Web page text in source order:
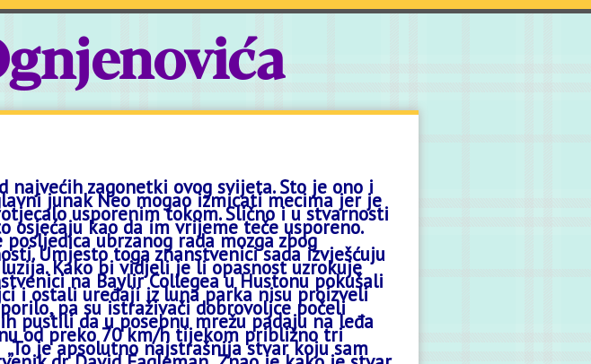
najvećih zagonetki ovog svijeta. Što je ono i
junakNeomogao izmicati mecima jer je
usporenim tokom. Slično i u stvarnosti
osjećaju kao da im vrijeme teče usporeno.
ubrzanog rada mozga zbog
Umjesto toga znanstvenici sada izvješćuju
Kako bi vidjeli je li opasnost uzrokuje
na Baylir Collegeau Hustonu pokušali
i ostali uređaji iz luna parka nisu proizveli
pa su istraživači dobrovoljce počeli
pustili da u posebnu mrežu padaju na leđa
od preko 70 km/h tijekom približno tri
„To je apsolutno najstrašnija stvar koju sam